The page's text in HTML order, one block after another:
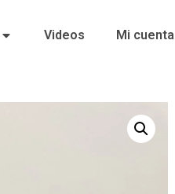
Videos Mi cuenta